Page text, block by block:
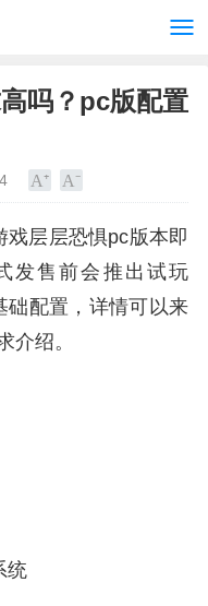
吗？pc版配置
戏层层恐惧pc版本即
发售前会推出试玩
础配置，详情可以来
介绍。
统